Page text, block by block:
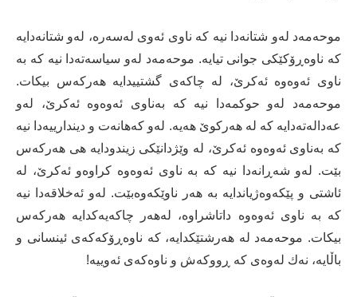
موحەمەد لەو شتانەدا نیە کە ناوی ئەوی لەسەرە، لەو شتانەدایە
کە ناوەڕۆکێکی جوانی تیایە. موحەمەد لەو سیاسەتەدا نیە کە بە
ناوی ئەوەوە ئەکرێ، لە چاکەی گشتییدایە هەرکەس بیکات.
موحەمەد لەو حوکمەدا نیە کە بەناوی ئەوەوە ئەکرێ، لەو
عەدالەتەدایە کە لە هەرکوێ هەیە. لەو کەهانەت و دیندارییەدا نیە
کە بەناوی ئەوەوە ئەکرێ، لە وێژدانێکی زیندودایە هی هەرکەس
بێت. لەو شەڕانەدا نیە کە بە ناوی ئەوەوە کراوەو ئەکرێ، لە
ئاشتی و پێکەوەژیاندایە بە هەر ناوێکەوەبێت. لەو ئەخلاقەدا نیە
کە بە ناوی ئەوەوە داتاشراوە، لەهەر چاکەیەکدایە هەرکەس
بیکات. موحەمەد لە هەرشتێکدایە، کە ناوەڕۆکەکەی ئینسانی و
باڵایە، نەك لەوەی کە ڕووکەش و ناوەکەی ئەوییە!